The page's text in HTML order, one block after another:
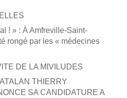
! » : À Amfreville-Saint-
rongé par les « médecines
DE LA MIVILUDES
THIERRY
SA CANDIDATURE A